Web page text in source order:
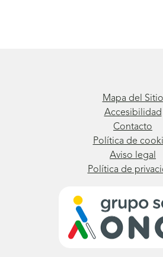
Mapa del Sitio
Accesibilidad
Contacto
Política de
Aviso legal
Política de